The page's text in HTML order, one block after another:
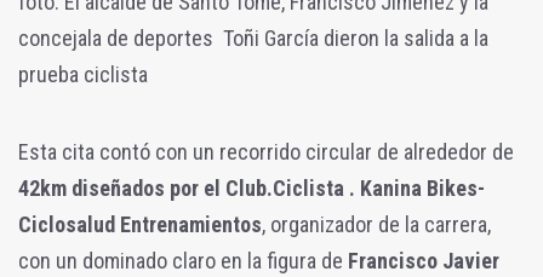
concejala de deportes Toñi García dieron la salida a la
prueba ciclista
Esta cita contó con un recorrido circular de alrededor de
42km diseñados por el Club.Ciclista . Kanina Bikes-
Ciclosalud Entrenamientos, organizador de la carrera,
con un dominado claro en la figura de Francisco Javier